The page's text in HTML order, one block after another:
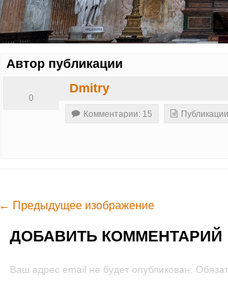
Автор публикации
Dmitry
0
Комментарии: 15
← Предыдущее изображение
ДОБАВИТЬ КОММЕНТАРИЙ
Ваш адрес email не будет опубликован.